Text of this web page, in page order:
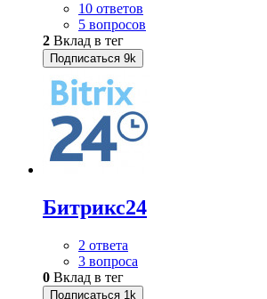
10 ответов
5 вопросов
2 Вклад в тег
Подписаться 9k
Битрикс24
2 ответа
3 вопроса
0 Вклад в тег
Подписаться 1k